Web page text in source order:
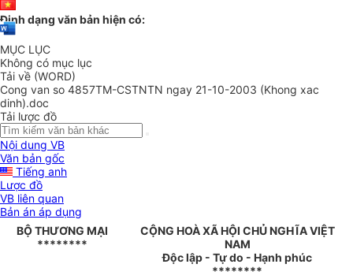
Định dạng văn bản hiện có:
MỤC LỤC
Không có mục lục
Tải về (WORD)
Cong van so 4857TM-CSTNTN ngay 21-10-2003 (Khong xac
dinh).doc
Tải lược đồ
Nội dung VB
Văn bản gốc
Tiếng anh
Lược đồ
VB liên quan
Bản án áp dụng
BỘ THƯƠNG MẠI
********
CỘNG HOÀ XÃ HỘI CHỦ NGHĨA VIỆT
NAM
Độc lập - Tự do - Hạnh phúc
********